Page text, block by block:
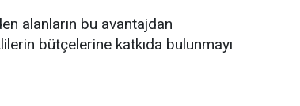
alanların bu avantajdan
bütçelerine katkıda bulunmayı